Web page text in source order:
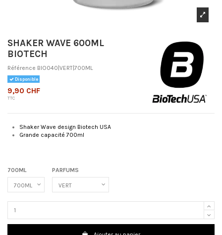
SHAKER WAVE 600ML
BIOTECH
Référence BIO040|VERT|700ML
Disponible
9,90 CHF
TTC
Shaker Wave design Biotech USA
Grande capacité 700ml
700ML PARFUMS